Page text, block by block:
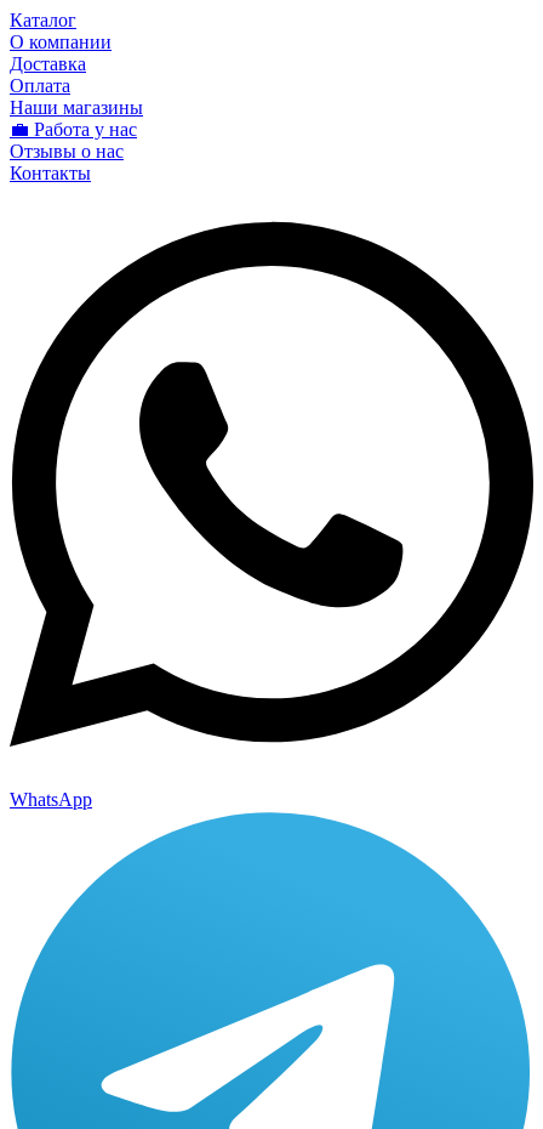
Каталог
О компании
Доставка
Оплата
Наши магазины
💼 Работа у нас
Отзывы о нас
Контакты
WhatsApp